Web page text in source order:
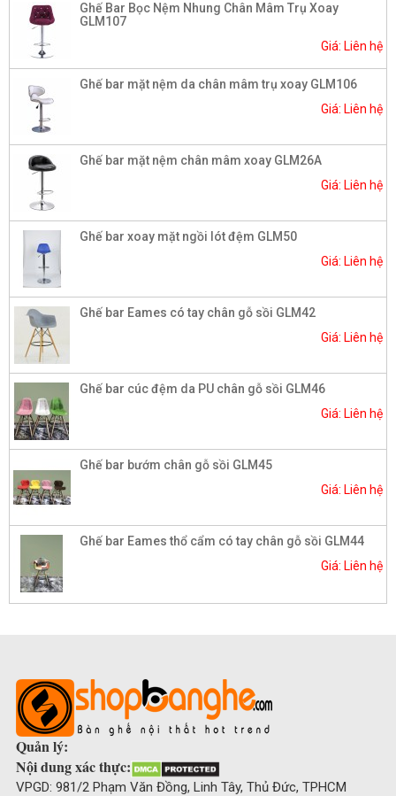
Ghế Bar Bọc Nệm Nhung Chân Mâm Trụ Xoay
GLM107
Giá: Liên hệ
Ghế bar mặt nệm da chân mâm trụ xoay GLM106
Giá: Liên hệ
Ghế bar mặt nệm chân mâm xoay GLM26A
Giá: Liên hệ
Ghế bar xoay mặt ngồi lót đệm GLM50
Giá: Liên hệ
Ghế bar Eames có tay chân gỗ sồi GLM42
Giá: Liên hệ
Ghế bar cúc đệm da PU chân gỗ sồi GLM46
Giá: Liên hệ
Ghế bar bướm chân gỗ sồi GLM45
Giá: Liên hệ
Ghế bar Eames thổ cẩm có tay chân gỗ sồi GLM44
Giá: Liên hệ
Quản lý:
Nội dung xác thực:
VPGD: 981/2 Phạm Văn Đồng, Linh Tây, Thủ Đức, TPHCM